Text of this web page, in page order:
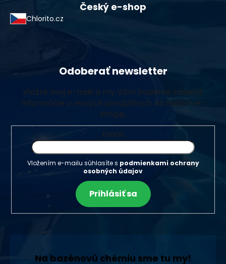
Český e-shop
Chlorito.cz
Odoberať newsletter
Vložte svoj e-mail a my Vám budeme zasielať
informácie o nových produktoch na našom e-
shope.
Email
Vložením e-mailu súhlasíte s podmienkami ochrany
osobných údajov
Prihlásiť sa
Na bazénovú chémiu sme tu my!